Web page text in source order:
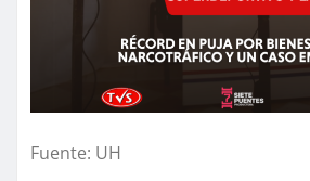
Fuente: UH